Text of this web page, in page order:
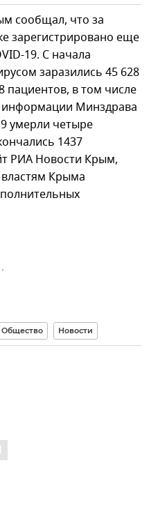
сообщал, что за
зарегистрировано еще
19. С начала
заразились 45 628
пациентов, в том числе
информации Минздрава
умерли четыре
1437
РИА Новости Крым,
Крыма
Общество Новости